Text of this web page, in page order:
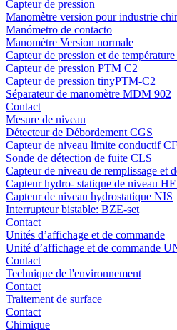
Capteur de pression
Manomètre version pour industrie
Manómetro de contacto
Manomètre Version normale
Capteur de pression et de
Capteur de pression PTM C2
Capteur de pression tinyPTM-C2
Séparateur de manomètre MDM 902
Contact
Mesure de niveau
Détecteur de Débordement CGS
Capteur de niveau limite conductif
Sonde de détection de fuite CLS
Capteur de niveau de remplissage et
Capteur hydro- statique de niveau
Capteur de niveau hydrostatique NIS
Interrupteur bistable: BZE-set
Contact
Unités d’affichage et de commande
Unité d’affichage et de commande
Contact
Technique de l'environnement
Contact
Traitement de surface
Contact
Chimique